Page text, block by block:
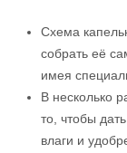
Схема
собрать её
имея
В несколько
то, чтобы
влаги и